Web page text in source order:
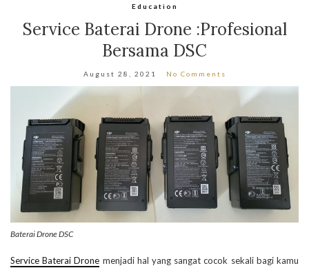
Education
Service Baterai Drone :Profesional
Bersama DSC
August 28, 2021 No Comments
Baterai Drone DSC
Service Baterai Drone menjadi hal yang sangat cocok sekali bagi kamu